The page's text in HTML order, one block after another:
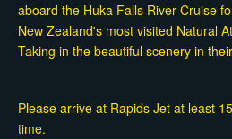
aboard the Huka Falls River Cruise
New Zealand's most visited Natural
Taking in the beautiful scenery in
Please arrive at Rapids Jet at least
time.